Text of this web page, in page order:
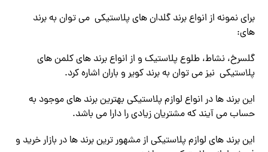
برای نمونه از انواع برند گلدان های پلاستیکی می توان به برند
های:
گلسرخ، نشاط، طلوع پلاستیک و از انواع برند های کلمن های
پلاستیکی نیز می توان به برند کویر و باران اشاره کرد.
این برند ها در انواع لوازم پلاستیکی بهترین برند های موجود به
حساب می آیند که مشتریان زیادی را دارا می باشد.
این برند های لوازم پلاستیکی از مشهور ترین برند ها در بازار خرید و